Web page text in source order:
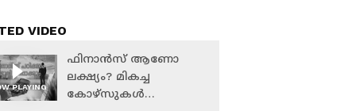
VIDEO
PLAYING
ഫിനാൻസ് ആണോ
ലക്ഷ്യം? മികച്ച
കോഴ്സുകൾ